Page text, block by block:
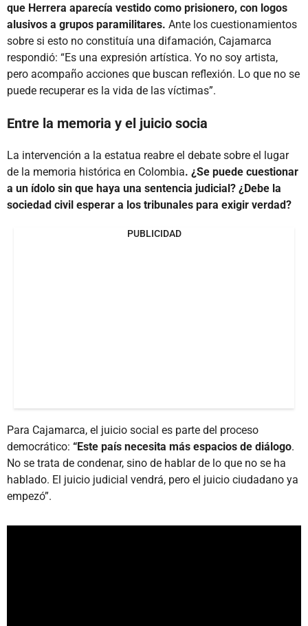
que Herrera aparecía vestido como prisionero, con logos
alusivos a grupos paramilitares. Ante los cuestionamientos
sobre si esto no constituía una difamación, Cajamarca
respondió: “Es una expresión artística. Yo no soy artista,
pero acompaño acciones que buscan reflexión. Lo que no se
puede recuperar es la vida de las víctimas”.
Entre la memoria y el juicio socia
La intervención a la estatua reabre el debate sobre el lugar
de la memoria histórica en Colombia. ¿Se puede cuestionar
a un ídolo sin que haya una sentencia judicial? ¿Debe la
sociedad civil esperar a los tribunales para exigir verdad?
PUBLICIDAD
Para Cajamarca, el juicio social es parte del proceso
democrático: “Este país necesita más espacios de diálogo.
No se trata de condenar, sino de hablar de lo que no se ha
hablado. El juicio judicial vendrá, pero el juicio ciudadano ya
empezó”.